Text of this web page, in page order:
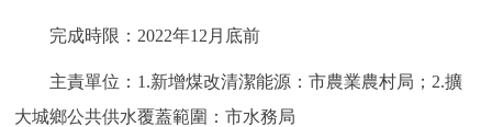
完成時限：2022年12月底前
主責單位：1.新增煤改清潔能源：市農業農村局；2.擴
大城鄉公共供水覆蓋範圍：市水務局